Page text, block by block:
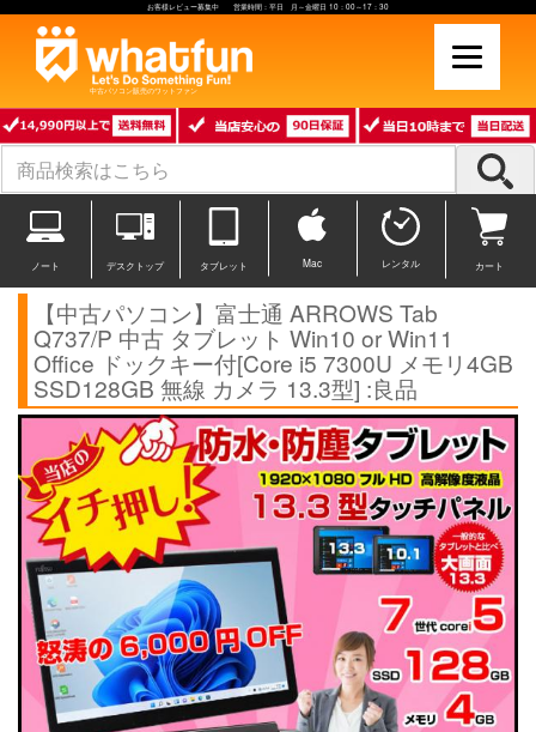
お客様レビュー募集中 営業時間：平日 月～金曜日 10：00～17：30
中古パソコン販売のワットファン
ノート デスクトップ タブレット Mac レンタル カート
【中古パソコン】富士通 ARROWS Tab
Q737/P 中古 タブレット Win10 or Win11
Office ドックキー付[Core i5 7300U メモリ4GB
SSD128GB 無線 カメラ 13.3型] :良品